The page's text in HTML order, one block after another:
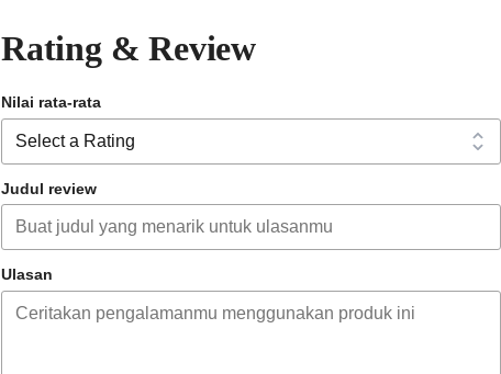
Rating & Review
Nilai rata-rata
Judul review
Ulasan